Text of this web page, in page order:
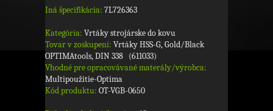
Iná špecifikácia: 7L726363
Kategória: Vrtáky strojárske do kovu
Tovar v zoskupení: Vrtáky HSS-G, Gold/Black
OPTIMAtools, DIN 338 (611033)
Vhodné pre opracovávané materály/výrobca:
Multipoužitie-Optima
Kód produktu: OT-VGB-0650